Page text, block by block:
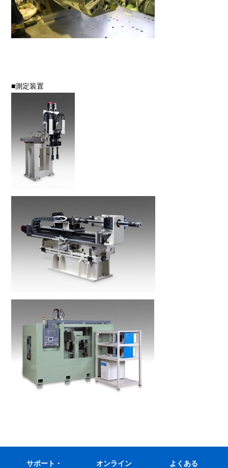
■測定装置
サポート・
オンライン
よくある